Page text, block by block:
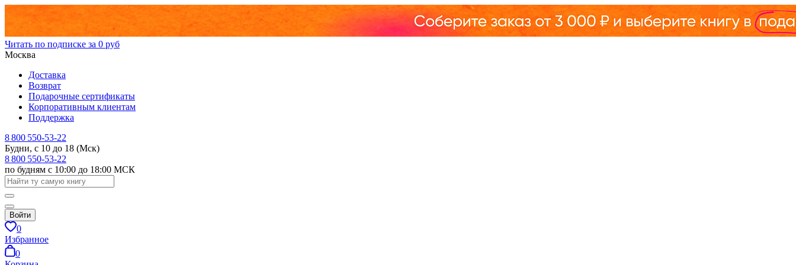
Читать по подписке за 0 руб
Москва
Доставка
Возврат
Подарочные сертификаты
Корпоративным клиентам
Поддержка
8 800 550-53-22
Будни, с 10 до 18 (Мск)
8 800 550-53-22
по будням с 10:00 до 18:00 МСК
Войти
0
Избранное
0